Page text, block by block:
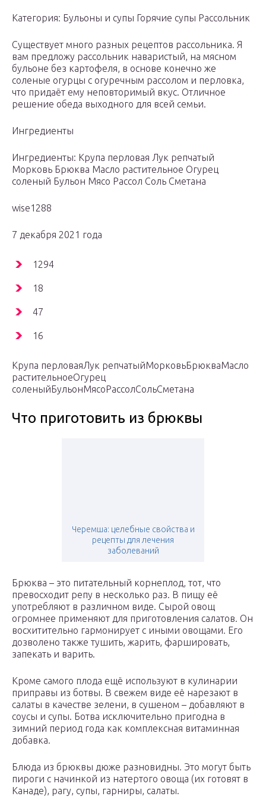
Категория: Бульоны и супы Горячие супы Рассольник
Существует много разных рецептов рассольника. Я
вам предложу рассольник наваристый, на мясном
бульоне без картофеля, в основе конечно же
соленые огурцы с огуречным рассолом и перловка,
что придаёт ему неповторимый вкус. Отличное
решение обеда выходного для всей семьи.
Ингредиенты
Ингредиенты: Крупа перловая Лук репчатый
Морковь Брюква Масло растительное Огурец
соленый Бульон Мясо Рассол Соль Сметана
wise1288
7 декабря 2021 года
1294
18
47
16
Крупа перловаяЛук репчатыйМорковьБрюкваМасло
растительноеОгурец
соленыйБульонМясоРассолСольСметана
Что приготовить из брюквы
Черемша: целебные свойства и
рецепты для лечения
заболеваний
Брюква – это питательный корнеплод, тот, что
превосходит репу в несколько раз. В пищу её
употребляют в различном виде. Сырой овощ
огромнее применяют для приготовления салатов. Он
восхитительно гармонирует с иными овощами. Его
дозволено также тушить, жарить, фаршировать,
запекать и варить.
Кроме самого плода ещё используют в кулинарии
приправы из ботвы. В свежем виде её нарезают в
салаты в качестве зелени, в сушеном – добавляют в
соусы и супы. Ботва исключительно пригодна в
зимний период года как комплексная витаминная
добавка.
Блюда из брюквы дюже разновидны. Это могут быть
пироги с начинкой из натертого овоща (их готовят в
Канаде), рагу, супы, гарниры, салаты.